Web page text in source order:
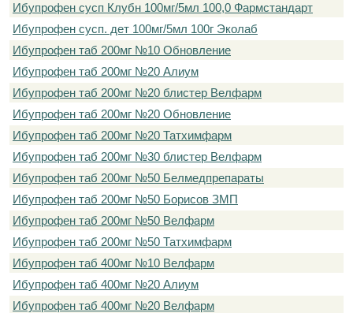
Ибупрофен сусп Клубн 100мг/5мл 100,0 Фармстандарт
Ибупрофен сусп. дет 100мг/5мл 100г Эколаб
Ибупрофен таб 200мг №10 Обновление
Ибупрофен таб 200мг №20 Алиум
Ибупрофен таб 200мг №20 блистер Велфарм
Ибупрофен таб 200мг №20 Обновление
Ибупрофен таб 200мг №20 Татхимфарм
Ибупрофен таб 200мг №30 блистер Велфарм
Ибупрофен таб 200мг №50 Белмедпрепараты
Ибупрофен таб 200мг №50 Борисов ЗМП
Ибупрофен таб 200мг №50 Велфарм
Ибупрофен таб 200мг №50 Татхимфарм
Ибупрофен таб 400мг №10 Велфарм
Ибупрофен таб 400мг №20 Алиум
Ибупрофен таб 400мг №20 Велфарм